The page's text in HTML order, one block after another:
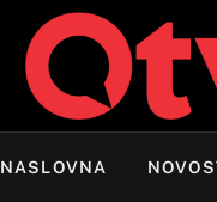
NASLOVNA